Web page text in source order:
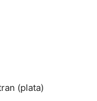
(plata)